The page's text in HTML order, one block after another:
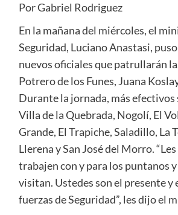
Por Gabriel Rodriguez
En la mañana del miércoles, el
Seguridad, Luciano Anastasi,
nuevos oficiales que patrullarán
Potrero de los Funes, Juana
Durante la jornada, más efectivos
Villa de la Quebrada, Nogolí, El
Grande, El Trapiche, Saladillo, La
Llerena y San José del Morro.
trabajen con y para los puntanos
visitan. Ustedes son el presente y
fuerzas de Seguridad”, les dijo el